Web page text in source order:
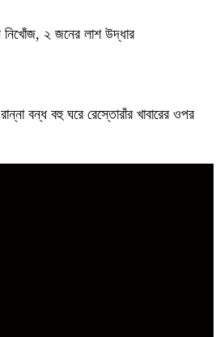
২ জনের লাশ উদ্ধার
বন্ধ বহু ঘরে রেস্তোরাঁর খাবারের ওপর